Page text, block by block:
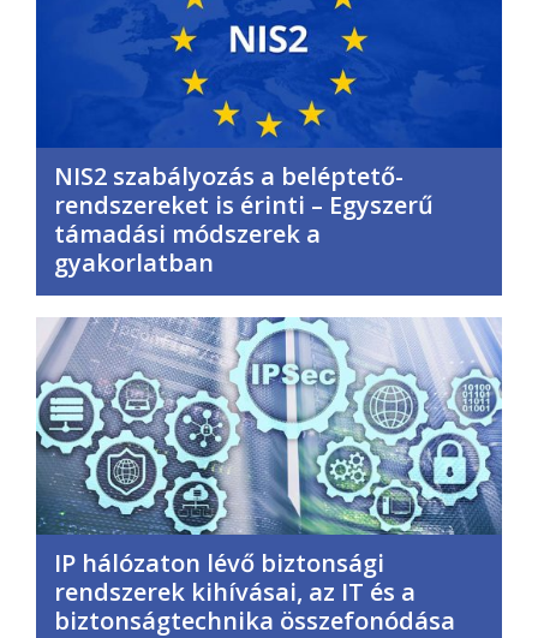
NIS2 szabályozás a beléptető-
rendszereket is érinti – Egyszerű
támadási módszerek a
gyakorlatban
IP hálózaton lévő biztonsági
rendszerek kihívásai, az IT és a
biztonságtechnika összefonódása